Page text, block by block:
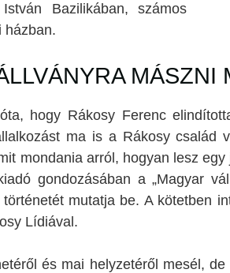
Bazilikában, számos
házban.
MÁSZNI
hogy Rákosy Ferenc
ma is a Rákosy család
mondania arról, hogyan lesz
gondozásában a „Magyar
mutatja be. A kötetben
Lídiával.
és mai helyzetéről mesél,